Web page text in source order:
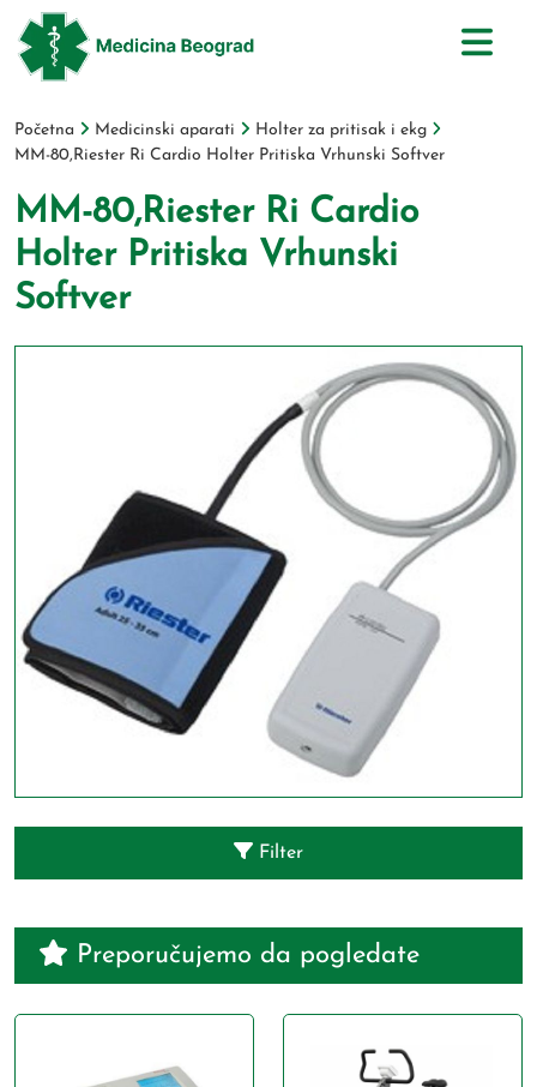
Početna Medicinski aparati
Holter za pritisak i ekg
MM-80,Riester Ri Cardio Holter Pritiska Vrhunski Softver
MM-80,Riester Ri Cardio
Holter Pritiska Vrhunski
Softver
Filter
Preporučujemo da pogledate